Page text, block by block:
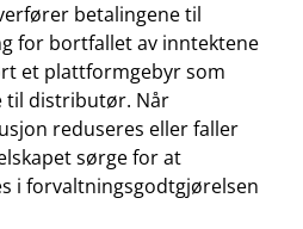
betalingene til
for bortfallet av inntektene
et plattformgebyr som
til distributør. Når
reduseres eller faller
sørge for at
i forvaltningsgodtgjørelsen